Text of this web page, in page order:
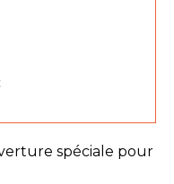
spéciale pour